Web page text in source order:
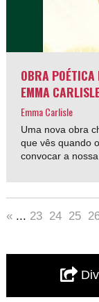
OBRA
EMMA
Emma Carlisle
Uma nova obra
que vês quando
convocar a
« ... 23 24 25